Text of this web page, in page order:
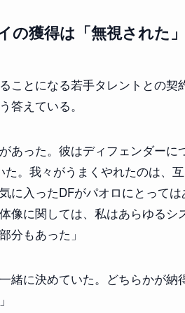
獲得は「無視された」
ことになる若手タレントとの契
答えている。
あった。彼はディフェンダーに
。我々がうまくやれたのは、
に入ったDFがパオロにとって
像に関しては、私はあらゆるシ
分もあった」
緒に決めていた。どちらかが